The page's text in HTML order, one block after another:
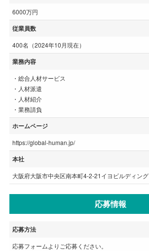
6000万円
従業員数
400名（2024年10月現在）
業務内容
・総合人材サービス
・人材派遣
・人材紹介
・業務請負
ホームページ
https://global-human.jp/
本社
大阪府大阪市中央区南本町4-2-21イヨビルディング
応募情報
応募方法
応募フォームよりご応募ください。